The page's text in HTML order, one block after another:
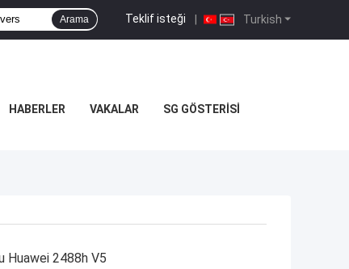
Turkish
Teklif isteği |
Arama
HABERLER VAKALAR SG GÖSTERISI
Huawei 2488h V5